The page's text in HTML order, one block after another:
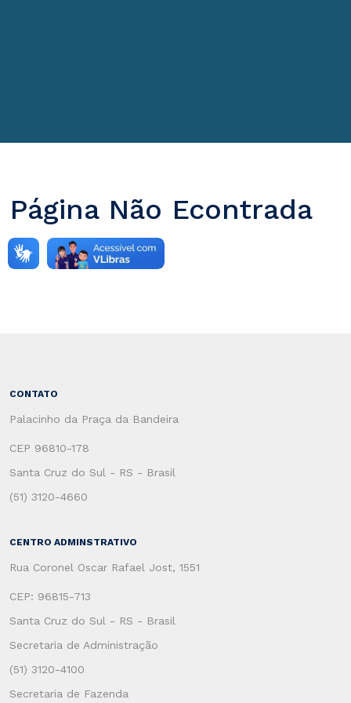
Página Não Econtrada
CONTATO
Palacinho da Praça da Bandeira
CEP 96810-178
Santa Cruz do Sul - RS - Brasil
(51) 3120-4660
CENTRO ADMINSTRATIVO
Rua Coronel Oscar Rafael Jost, 1551
CEP: 96815-713
Santa Cruz do Sul - RS - Brasil
Secretaria de Administração
(51) 3120-4100
Secretaria de Fazenda